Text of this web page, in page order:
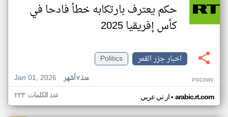
حكم يعترف بارتكابه خطأ فادحا في
كأس إفريقيا 2025
اخبار جزر القمر
Politics
Jan 01, 2026
منذ ٧ أشهر PG03WV
ار تي عربي• arabic.rt.com عدد الكلمات: ٢٢٣